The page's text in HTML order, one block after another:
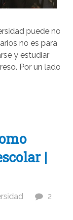
puede no
no es para
y estudiar
Por un lado
|
2